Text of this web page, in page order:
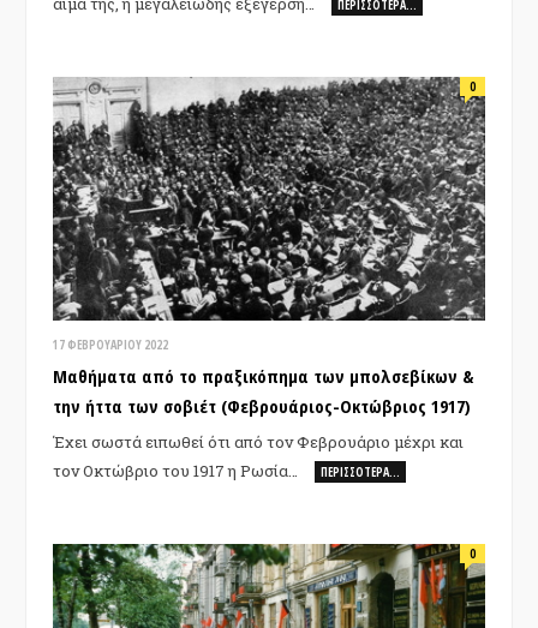
ΠΕΡΙΣΣΌΤΕΡΑ…
17 ΦΕΒΡΟΥΑΡΊΟΥ 2022
0
Μαθήματα από το πραξικόπημα των μπολσεβίκων &
την ήττα των σοβιέτ (Φεβρουάριος-Οκτώβριος 1917)
Έχει σωστά ειπωθεί ότι από τον Φεβρουάριο μέχρι και
τον Οκτώβριο του 1917 η Ρωσία…
ΠΕΡΙΣΣΌΤΕΡΑ…
0